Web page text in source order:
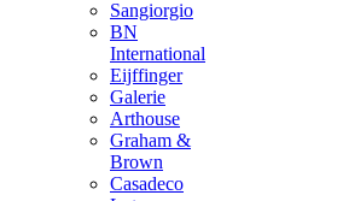
Sangiorgio
BN
International
Eijffinger
Galerie
Arthouse
Graham &
Brown
Casadeco